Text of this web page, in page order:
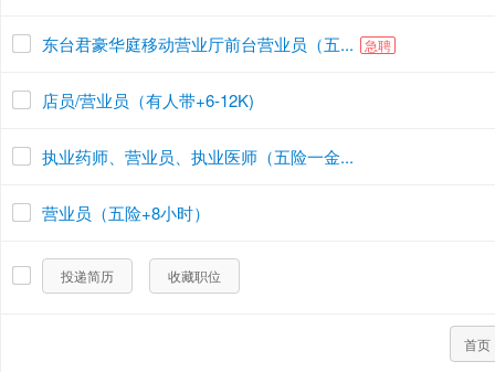
东台君豪华庭移动营业厅前台营业员（五... 急聘
店员/营业员（有人带+6-12K)
执业药师、营业员、执业医师（五险一金...
营业员（五险+8小时）
投递简历 收藏职位
首页